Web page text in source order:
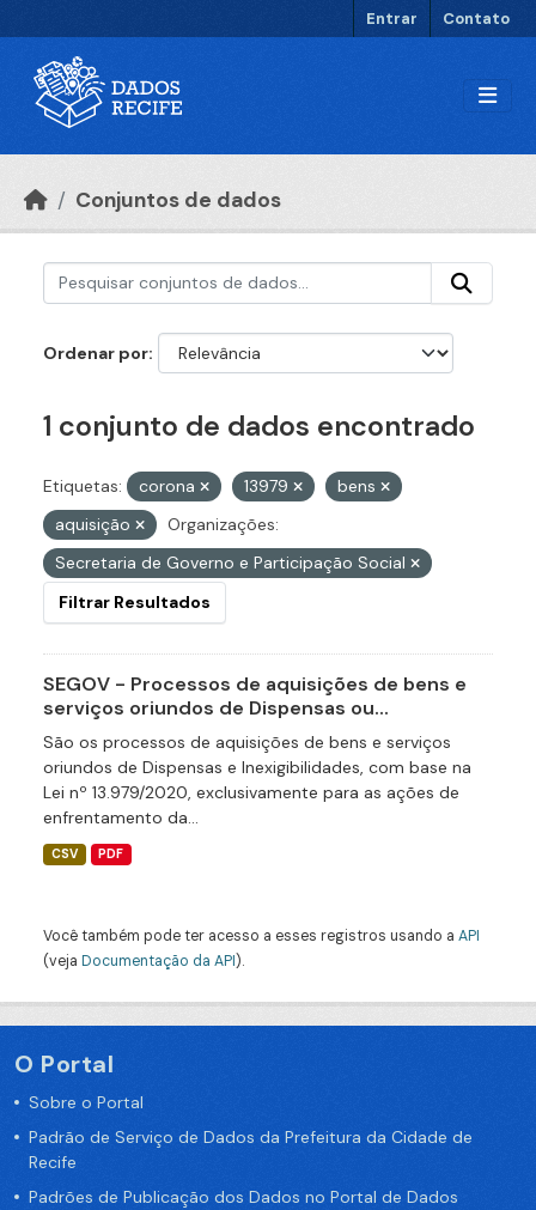
Entrar Contato
Conjuntos de dados
Ordenar por
1 conjunto de dados encontrado
Etiquetas: corona 13979
bens
aquisição
Organizações:
Secretaria de Governo e Participação Social
Filtrar Resultados
SEGOV - Processos de aquisições de bens e
serviços oriundos de Dispensas ou...
São os processos de aquisições de bens e serviços
oriundos de Dispensas e Inexigibilidades, com base na
Lei nº 13.979/2020, exclusivamente para as ações de
enfrentamento da...
CSV PDF
Você também pode ter acesso a esses registros usando a API
(veja Documentação da API).
O Portal
Sobre o Portal
Padrão de Serviço de Dados da Prefeitura da Cidade de
Recife
Padrões de Publicação dos Dados no Portal de Dados